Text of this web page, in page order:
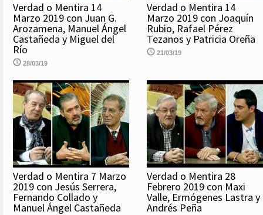
Verdad o Mentira 14
Marzo 2019 con Juan G.
Arozamena, Manuel Ángel
Castañeda y Miguel del
Río
28/03/19
Verdad o Mentira 14
Marzo 2019 con Joaquín
Rubio, Rafael Pérez
Tezanos y Patricia Oreña
21/03/19
Verdad o Mentira 7 Marzo
2019 con Jesús Serrera,
Fernando Collado y
Manuel Ángel Castañeda
Verdad o Mentira 28
Febrero 2019 con Maxi
Valle, Ermógenes Lastra y
Andrés Peña